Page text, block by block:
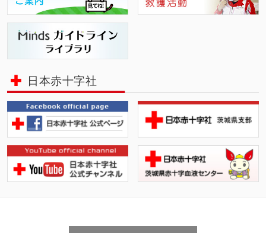
日本赤十字社